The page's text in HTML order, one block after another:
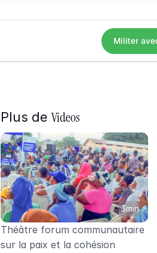
Militer
Plus de Videos
3min
Théâtre forum communautaire
sur la paix et la cohésion